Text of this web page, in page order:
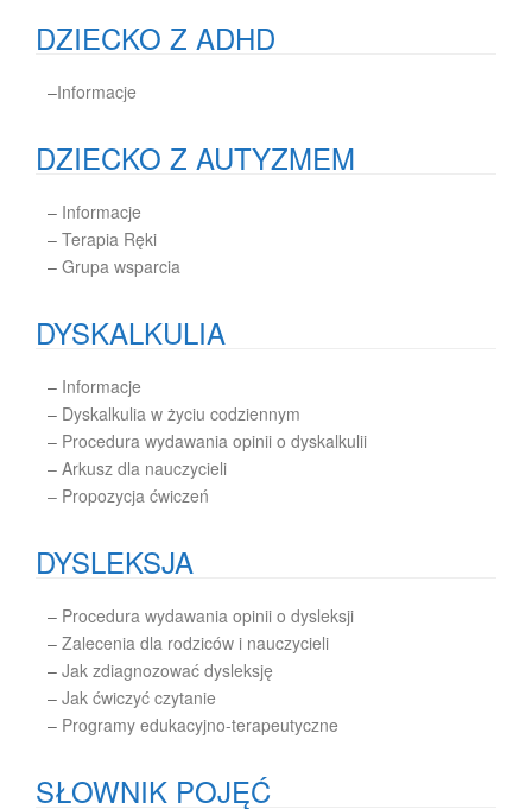
DZIECKO Z ADHD
–Informacje
DZIECKO Z AUTYZMEM
– Informacje
– Terapia Ręki
– Grupa wsparcia
DYSKALKULIA
– Informacje
– Dyskalkulia w życiu codziennym
– Procedura wydawania opinii o dyskalkulii
– Arkusz dla nauczycieli
– Propozycja ćwiczeń
DYSLEKSJA
– Procedura wydawania opinii o dysleksji
– Zalecenia dla rodziców i nauczycieli
– Jak zdiagnozować dysleksję
– Jak ćwiczyć czytanie
– Programy edukacyjno-terapeutyczne
SŁOWNIK POJĘĆ